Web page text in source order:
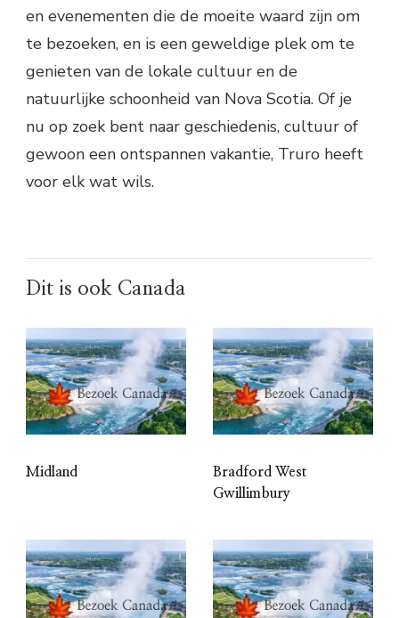
en evenementen die de moeite waard zijn om
te bezoeken, en is een geweldige plek om te
genieten van de lokale cultuur en de
natuurlijke schoonheid van Nova Scotia. Of je
nu op zoek bent naar geschiedenis, cultuur of
gewoon een ontspannen vakantie, Truro heeft
voor elk wat wils.
Dit is ook Canada
Midland
Bradford West
Gwillimbury